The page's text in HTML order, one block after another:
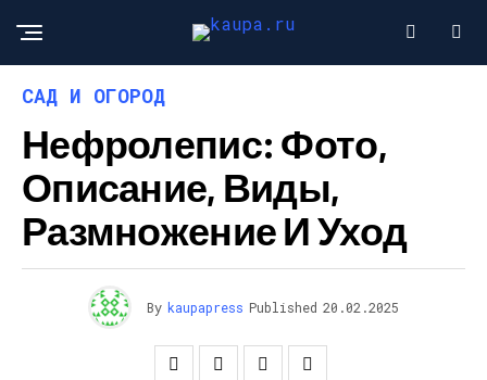
САД И ОГОРОД
Нефролепис: Фото,
Описание, Виды,
Размножение И Уход
By kaupapress Published 20.02.2025